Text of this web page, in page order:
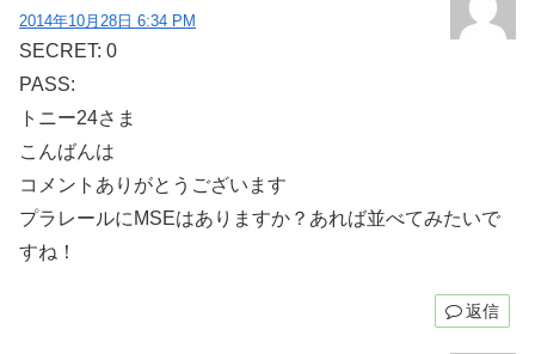
2014年10月28日 6:34 PM
SECRET: 0
PASS:
トニー24さま
こんばんは
コメントありがとうございます
プラレールにMSEはありますか？あれば並べてみたいで
すね！
返信